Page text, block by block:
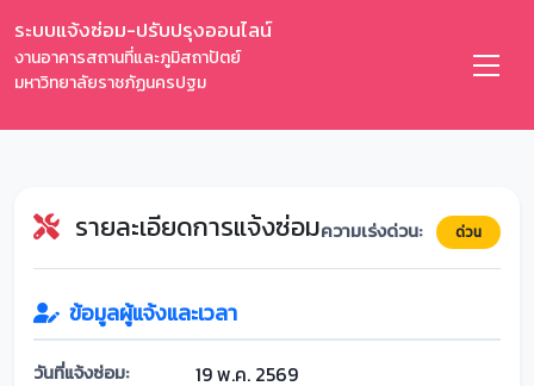
ระบบแจ้งซ่อม-ปรับปรุงออนไลน์
งานอาคารสถานที่และภูมิสถาปัตย์
มหาวิทยาลัยราชภัฏนครปฐม
รายละเอียดการแจ้งซ่อมความเร่งด่วน: ด่วน
ข้อมูลผู้แจ้งและเวลา
วันที่แจ้งซ่อม: 19 พ.ค. 2569